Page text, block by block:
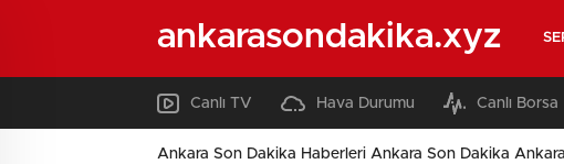
ankarasondakika.xyz
Canlı TV Hava Durumu Canlı Borsa
Ankara Son Dakika Haberleri Ankara Son Dakika